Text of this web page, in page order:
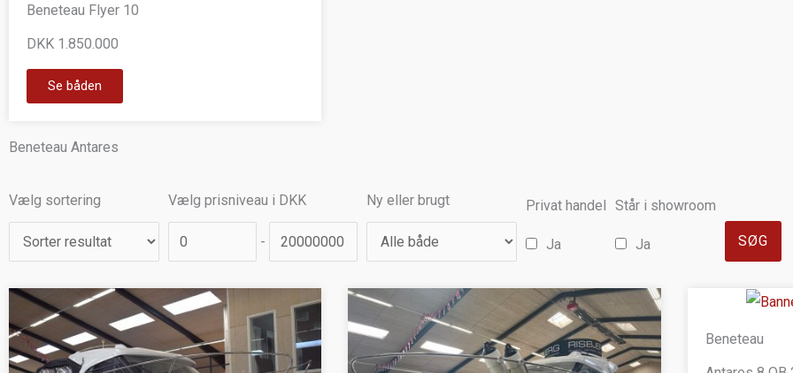
Beneteau Flyer 10
DKK 1.850.000
Se båden
Beneteau Antares
Vælg sortering Vælg prisniveau i DKK
-
Ny eller brugt
Privat handel
Ja
Står i showroom
Ja
Beneteau